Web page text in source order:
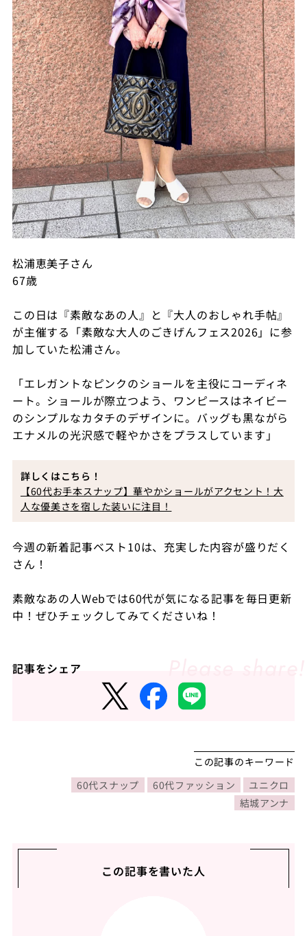
松浦恵美子さん
67歳
この日は『素敵なあの人』と『大人のおしゃれ手帖』
が主催する「素敵な大人のごきげんフェス2026」に参
加していた松浦さん。
「エレガントなピンクのショールを主役にコーディネ
ート。ショールが際立つよう、ワンピースはネイビー
のシンプルなカタチのデザインに。バッグも黒ながら
エナメルの光沢感で軽やかさをプラスしています」
詳しくはこちら！
【60代お手本スナップ】華やかショールがアクセント！大
人な優美さを宿した装いに注目！
今週の新着記事ベスト10は、充実した内容が盛りだく
さん！
素敵なあの人Webでは60代が気になる記事を毎日更新
中！ぜひチェックしてみてくださいね！
記事をシェア
この記事のキーワード
60代スナップ
60代ファッション
ユニクロ
結城アンナ
この記事を書いた人